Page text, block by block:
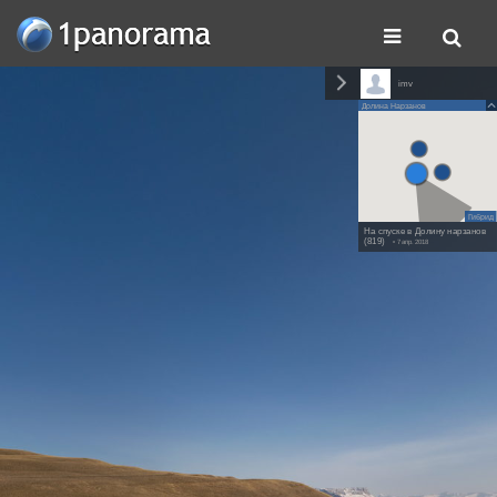
imv
Долина Нарзанов
Гибрид
На спуске в Долину нарзанов
(819) • 7 апр. 2018